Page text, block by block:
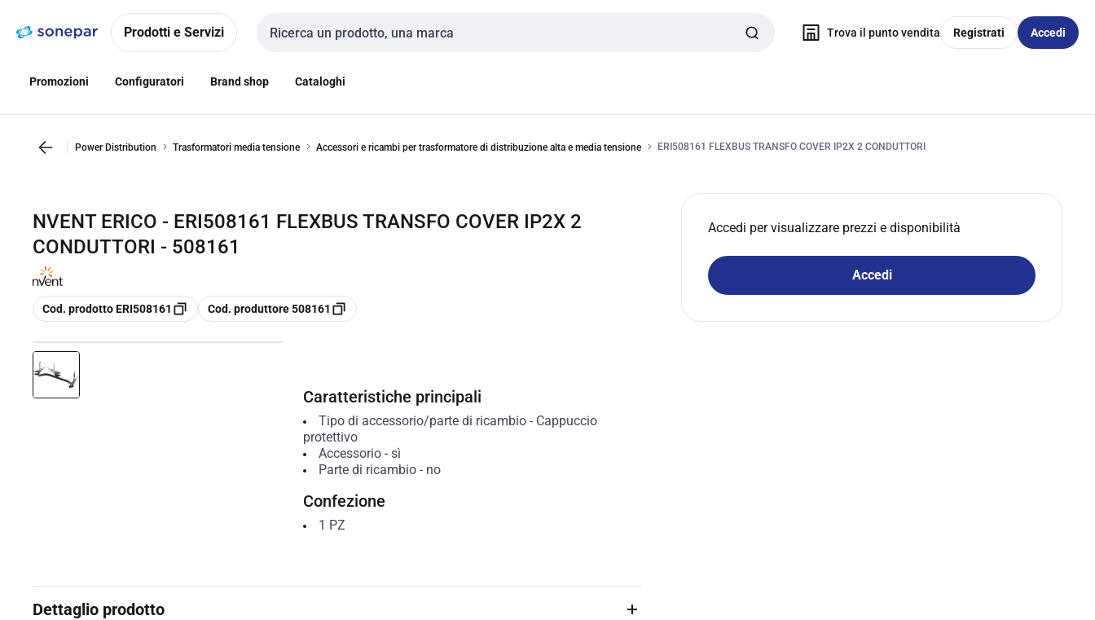
navigazionealla
Prodotti e Servizi
Cerca input
Trova il punto vendita Registrati Accedi
Promozioni Configuratori Brand shop Cataloghi
Power Distribution Trasformatori media tensione Accessori e ricambi per trasformatore di distribuzione alta e media tensione ERI508161 FLEXBUS TRANSFO COVER IP2X 2 CONDUTTORI
NVENT ERICO - ERI508161 FLEXBUS TRANSFO COVER IP2X 2
CONDUTTORI - 508161
copia
Cod. prodotto ERI508161 copia
Cod. produttore 508161
Accedi per visualizzare prezzi e disponibilità
Accedi
Caratteristiche principali
Tipo di accessorio/parte di ricambio- Cappuccio
protettivo
Accessorio- sì
Parte di ricambio- no
Confezione
1 PZ
Dettaglio prodotto